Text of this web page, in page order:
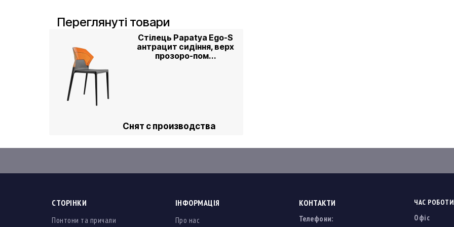
Переглянуті товари
Стілець Papatya Ego-S
антрацит сидіння, верх
прозоро-пом...
Снят с производства
СТОРІНКИ
Понтони та причали
ІНФОРМАЦІЯ
Про нас
КОНТАКТИ
Телефони:
ЧАС
Офіс